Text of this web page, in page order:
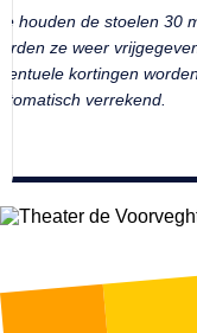
houden de stoelen 30
ze weer
kortingen
verrekend.